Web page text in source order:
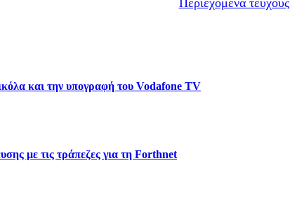
Περιεχόμενα τεύχους
και την υπογραφή του Vodafone TV
με τις τράπεζες για τη Forthnet